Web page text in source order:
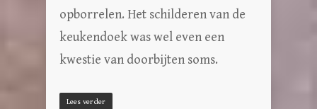
opborrelen. Het schilderen van de
keukendoek was wel even een
kwestie van doorbijten soms.
Lees verder